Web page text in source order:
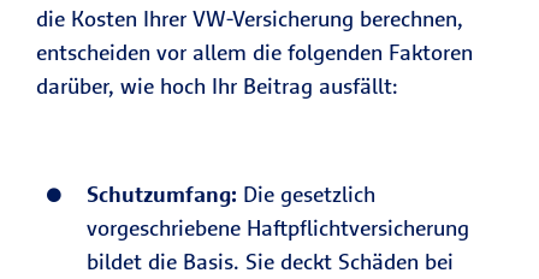
die Kosten Ihrer VW-Versicherung berechnen,
entscheiden vor allem die folgenden Faktoren
darüber, wie hoch Ihr Beitrag ausfällt:
Schutzumfang: Die gesetzlich
vorgeschriebene Haftpflichtversicherung
bildet die Basis. Sie deckt Schäden bei